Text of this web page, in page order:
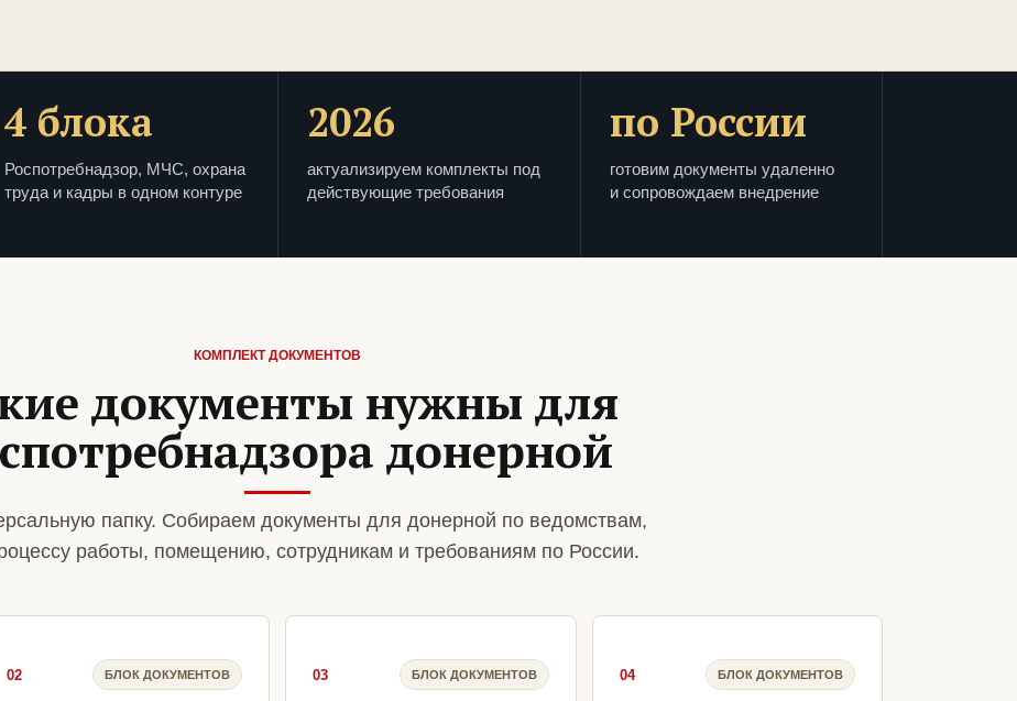
4 блока
Роспотребнадзор, МЧС, охрана
труда и кадры в одном контуре
2026
актуализируем комплекты под
действующие требования
по России
готовим документы удаленно
и сопровождаем внедрение
КОМПЛЕКТ ДОКУМЕНТОВ
документы нужны для
донерной
папку. Собираем документы для донерной по ведомствам,
работы, помещению, сотрудникам и требованиям по России.
02 БЛОК ДОКУМЕНТОВ 03 БЛОК ДОКУМЕНТОВ 04 БЛОК ДОКУМЕНТОВ